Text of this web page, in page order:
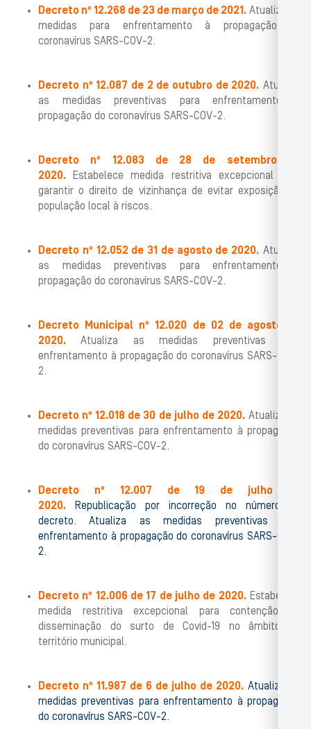
Decreto nº 12.268 de 23 de março de 2021. Atualiza as
medidas para enfrentamento à propagação do
coronavírus SARS-COV-2.
Decreto nº 12.087 de 2 de outubro de 2020. Atualiza
as medidas preventivas para enfrentamento à
propagação do coronavírus SARS-COV-2.
Decreto nº 12.083 de 28 de setembro de
2020. Estabelece medida restritiva excepcional para
garantir o direito de vizinhança de evitar exposição da
população local à riscos.
Decreto nº 12.052 de 31 de agosto de 2020. Atualiza
as medidas preventivas para enfrentamento à
propagação do coronavírus SARS-COV-2.
Decreto Municipal nº 12.020 de 02 de agosto de
2020. Atualiza as medidas preventivas para
enfrentamento à propagação do coronavírus SARS-COV-
2.
Decreto nº 12.018 de 30 de julho de 2020.Atualiza as
medidas preventivas para enfrentamento à propagação
do coronavírus SARS-COV-2.
Decreto nº 12.007 de 19 de julho de
2020.
Republicação por incorreção no número do
decreto. Atualiza as medidas preventivas para
enfrentamento à propagação do coronavírus SARS-COV-
2.
Decreto nº 12.006 de 17 de julho de 2020.Estabelece
medida restritiva excepcional para contenção da
disseminação do surto de Covid-19 no âmbito do
território municipal.
Decreto nº 11.987 de 6 de julho de 2020. Atualiza as
medidas preventivas para enfrentamento à propagação
do coronavírus SARS-COV-2.